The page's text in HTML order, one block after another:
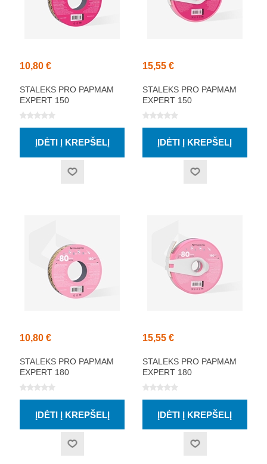
10,80 €
STALEKS PRO PAPMAM
EXPERT 150
VIENKARTINĖ BALTA
15,55 €
STALEKS PRO PAPMAM
EXPERT 150
VIENKARTINĖ BALTA
10,80 €
STALEKS PRO PAPMAM
EXPERT 180
VIENKARTINĖ BALTA
15,55 €
STALEKS PRO PAPMAM
EXPERT 180
VIENKARTINĖ BALTA